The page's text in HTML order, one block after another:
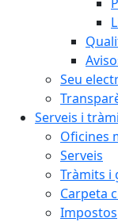
Seu
Serveis i
Oficines
Serveis
Tràmits i
Carpeta
Impostos